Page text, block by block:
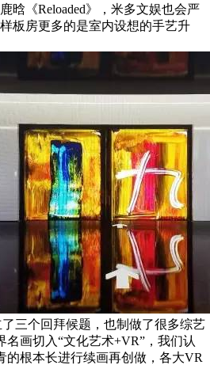
晗《Reloaded》，米多文娱也会严
板房更多的是室内设想的手艺升
三个回拜候题，也制做了很多综艺
画切入“文化艺术+VR”，我们认
的根本长进行续画再创做，各大VR